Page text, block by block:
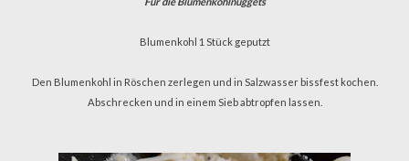
Blumenkohl 1 Stück geputzt
Den Blumenkohl in Röschen zerlegen und in Salzwasser bissfest kochen.
Abschrecken und in einem Sieb abtropfen lassen.